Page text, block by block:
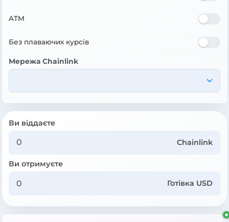
ATM
Без плаваючих курсів
Мережа Chainlink
Ви віддаєте
Chainlink
Ви отримуєте
Готівка USD